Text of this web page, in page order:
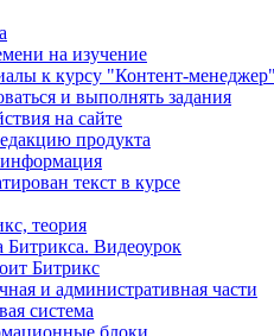
на изучение
к курсу "Контент-менеджер"
и выполнять задания
на сайте
продукта
текст в курсе
теория
Битрикса. Видеоурок
Битрикс
и административная части
система
блоки